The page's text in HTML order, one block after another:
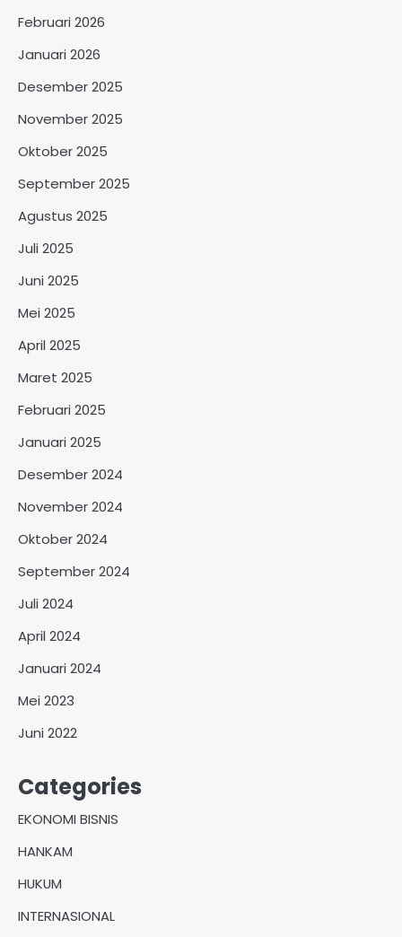
Februari 2026
Januari 2026
Desember 2025
November 2025
Oktober 2025
September 2025
Agustus 2025
Juli 2025
Juni 2025
Mei 2025
April 2025
Maret 2025
Februari 2025
Januari 2025
Desember 2024
November 2024
Oktober 2024
September 2024
Juli 2024
April 2024
Januari 2024
Mei 2023
Juni 2022
Categories
EKONOMI BISNIS
HANKAM
HUKUM
INTERNASIONAL